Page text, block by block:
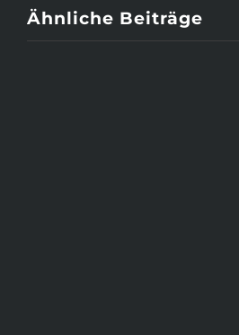
Ähnliche Beiträge